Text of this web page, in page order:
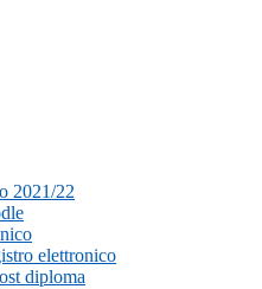
2021/22
elettronico
diploma